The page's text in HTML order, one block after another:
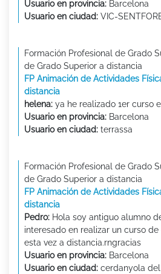
Usuario en provincia: Barcelona
Usuario en ciudad: VIC-
Formación Profesional de Grado
de Grado Superior a distancia
FP Animación de Actividades
distancia
helena: ya he realizado 1er curso
Usuario en provincia: Barcelona
Usuario en ciudad: terrassa
Formación Profesional de Grado
de Grado Superior a distancia
FP Animación de Actividades
distancia
Pedro: Hola soy antiguo alumno
interesado en realizar un curso
esta vez a distancia.rngracias
Usuario en provincia: Barcelona
Usuario en ciudad: cerdanyola